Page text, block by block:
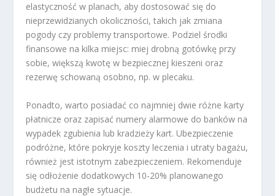
elastyczność w planach, aby dostosować się do
nieprzewidzianych okoliczności, takich jak zmiana
pogody czy problemy transportowe. Podziel środki
finansowe na kilka miejsc: miej drobną gotówkę przy
sobie, większą kwotę w bezpiecznej kieszeni oraz
rezerwę schowaną osobno, np. w plecaku.
Ponadto, warto posiadać co najmniej dwie różne karty
płatnicze oraz zapisać numery alarmowe do banków na
wypadek zgubienia lub kradzieży kart. Ubezpieczenie
podróżne, które pokryje koszty leczenia i utraty bagażu,
również jest istotnym zabezpieczeniem. Rekomenduje
się odłożenie dodatkowych 10-20% planowanego
budżetu na nagłe sytuacje.